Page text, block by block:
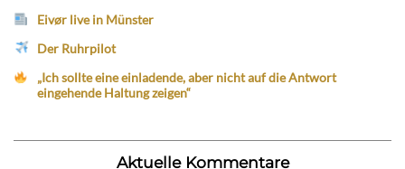
Eivør live in Münster
Der Ruhrpilot
„Ich sollte eine einladende, aber nicht auf die Antwort
eingehende Haltung zeigen“
Aktuelle Kommentare